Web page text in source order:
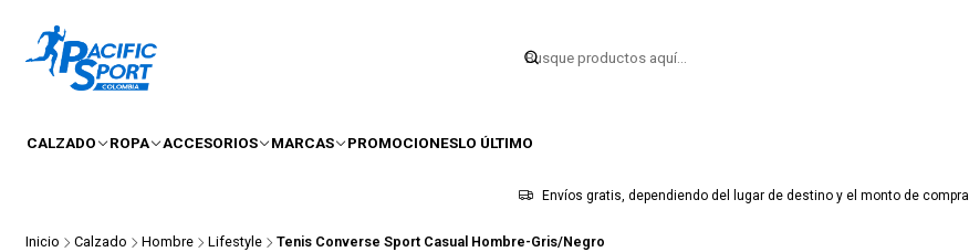
CALZADO ROPA ACCESORIOS MARCAS PROMOCIONESLO ÚLTIMO
Envíos gratis, dependiendo del lugar de destino y el monto de compra
Inicio Calzado Hombre Lifestyle Tenis Converse Sport Casual Hombre-Gris/Negro